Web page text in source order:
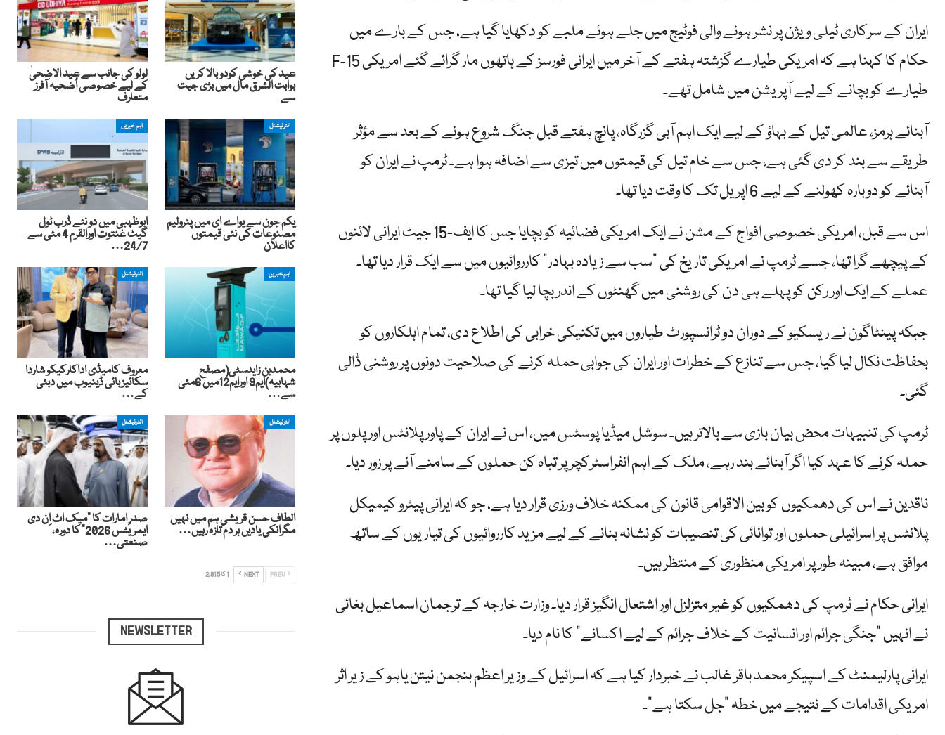
ایران کے سرکاری ٹیلی ویژن پر نشر ہونے والی فوٹیج میں جلے ہوئے ملبے کو دکھایا گیا ہے، جس کے بارے میں
حکام کا کہنا ہے کہ امریکی طیارے گزشتہ ہفتے کے آخر میں ایرانی فورسز کے ہاتھوں مار گرائے گئے امریکی F-15
طیارے کو بچانے کے لیے آپریشن میں شامل تھے۔
آبنائے ہرمز، عالمی تیل کے بہاؤ کے لیے ایک اہم آبی گزرگاہ، پانچ ہفتے قبل جنگ شروع ہونے کے بعد سے مؤثر
طریقے سے بند کر دی گئی ہے، جس سے خام تیل کی قیمتوں میں تیزی سے اضافہ ہوا ہے۔ ٹرمپ نے ایران کو
آبنائے کو دوبارہ کھولنے کے لیے 6 اپریل تک کا وقت دیا تھا۔
اس سے قبل، امریکی خصوصی افواج کے مشن نے ایک امریکی فضائیہ کو بچایا جس کا ایف-15 جیٹ ایرانی لائنوں
کے پیچھے گرا تھا، جسے ٹرمپ نے امریکی تاریخ کی "سب سے زیادہ بہادر” کارروائیوں میں سے ایک قرار دیا تھا۔
عملے کے ایک اور رکن کو پہلے ہی دن کی روشنی میں گھنٹوں کے اندر بچا لیا گیا تھا۔
جبکہ پینٹاگون نے ریسکیو کے دوران دو ٹرانسپورٹ طیاروں میں تکنیکی خرابی کی اطلاع دی، تمام اہلکاروں کو
بحفاظت نکال لیا گیا، جس سے تنازع کے خطرات اور ایران کی جوابی حملہ کرنے کی صلاحیت دونوں پر روشنی ڈالی
گئی۔
ٹرمپ کی تنبیہات محض بیان بازی سے بالاتر ہیں۔ سوشل میڈیا پوسٹس میں، اس نے ایران کے پاور پلانٹس اور پلوں پر
حملہ کرنے کا عہد کیا اگر آبنائے بند رہے، ملک کے اہم انفراسٹرکچر پر تباہ کن حملوں کے سامنے آنے پر زور دیا۔
ناقدین نے اس کی دھمکیوں کو بین الاقوامی قانون کی ممکنہ خلاف ورزی قرار دیا ہے، جو کہ ایرانی پیٹرو کیمیکل
پلانٹس پر اسرائیلی حملوں اور توانائی کی تنصیبات کو نشانہ بنانے کے لیے مزید کارروائیوں کی تیاریوں کے ساتھ
موافق ہے، مبینہ طور پر امریکی منظوری کے منتظر ہیں۔
ایرانی حکام نے ٹرمپ کی دھمکیوں کو غیر متزلزل اور اشتعال انگیز قرار دیا۔ وزارت خارجہ کے ترجمان اسماعیل بغائی
نے انہیں "جنگی جرائم اور انسانیت کے خلاف جرائم کے لیے اکسانے” کا نام دیا۔
ایرانی پارلیمنٹ کے اسپیکر محمد باقر غالب نے خبردار کیا ہے کہ اسرائیل کے وزیر اعظم بنجمن نیتن یاہو کے زیر اثر
امریکی اقدامات کے نتیجے میں خطہ "جل سکتا ہے”۔
عید کی خوشی کودوبالا کریں
بوابت الشرق مال میں بڑی جیت
سے
لولو کی جانب سے عید الاضحیٰ
کے لیے خصوصی اُضحیہ آفرز
متعارف
انٹرنیشنل
یکم جون سے یواے ای میں پٹرولیم
مصنوعات کی نئی قیمتوں
کااعلان
اہم خبریں
ابوظہبی میں دو نئے ڈرب ٹول
گیٹ غنتوت اورالقرم 4 مئی سے
24/7…
اہم خبریں
محمدبن زایدسٹی(مصفح
شہابیہ)ایم9 اورایم12میں 6مئی
سے…
انٹرنیشنل
معروف کامیڈی اداکارکیکو شاردا
سکائیز بائی ڈینیوب میں دبئی
کے…
انٹرنیشنل
الطاف حسن قریشی ہم میں نہیں
مگرانکی یادیں ہر دم تازہ رہیں…
انٹرنیشنل
صدرِ امارات کا “میک اٹ اِن دی
ایمریٹس 2026” کا دورہ،
صنعتی…
PREV
NEXT 1 کا 2,815
NEWSLETTER